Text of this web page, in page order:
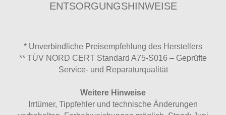
ENTSORGUNGSHINWEISE
* Unverbindliche Preisempfehlung des Herstellers
** TÜV NORD CERT Standard A75-S016 – Geprüfte
Service- und Reparaturqualität
Weitere Hinweise
Irrtümer, Tippfehler und technische Änderungen